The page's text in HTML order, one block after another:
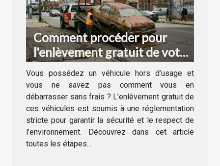
Comment procéder pour
l'enlèvement gratuit de votre
véhicule hors d'usage ?
Vous possédez un véhicule hors d’usage et
vous ne savez pas comment vous en
débarrasser sans frais ? L’enlèvement gratuit de
ces véhicules est soumis à une réglementation
stricte pour garantir la sécurité et le respect de
l’environnement. Découvrez dans cet article
toutes les étapes...